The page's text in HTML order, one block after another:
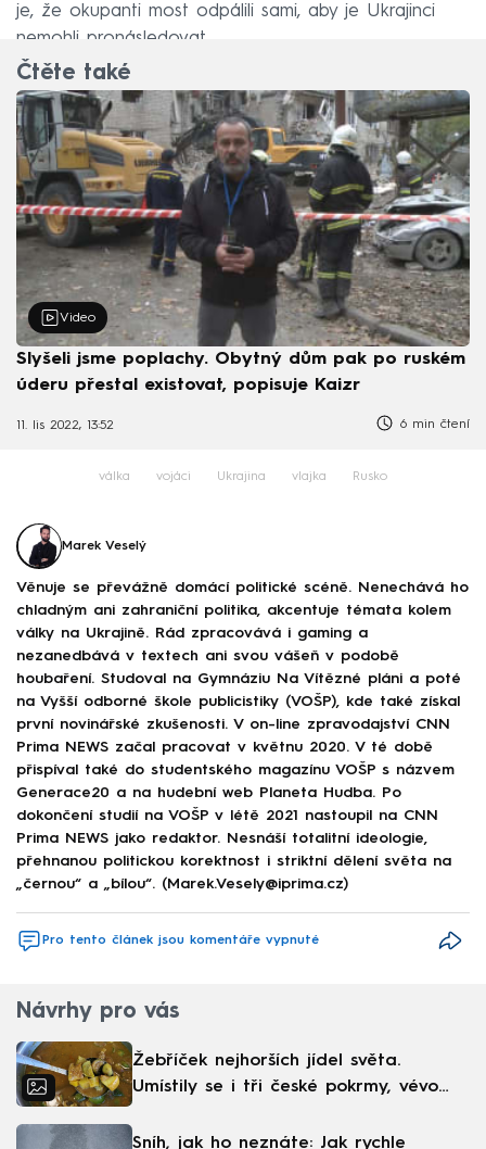
je, že okupanti most odpálili sami, aby je Ukrajinci
nemohli pronásledovat.
Čtěte také
Video
Slyšeli jsme poplachy. Obytný dům pak po ruském
úderu přestal existovat, popisuje Kaizr
11. lis 2022, 13:52 6 min čtení
válka vojáci Ukrajina vlajka Rusko
Marek Veselý
Věnuje se převážně domácí politické scéně. Nenechává ho
chladným ani zahraniční politika, akcentuje témata kolem
války na Ukrajině. Rád zpracovává i gaming a
nezanedbává v textech ani svou vášeň v podobě
houbaření. Studoval na Gymnáziu Na Vítězné pláni a poté
na Vyšší odborné škole publicistiky (VOŠP), kde také získal
první novinářské zkušenosti. V on-line zpravodajství CNN
Prima NEWS začal pracovat v květnu 2020. V té době
přispíval také do studentského magazínu VOŠP s názvem
Generace20 a na hudební web Planeta Hudba. Po
dokončení studií na VOŠP v létě 2021 nastoupil na CNN
Prima NEWS jako redaktor. Nesnáší totalitní ideologie,
přehnanou politickou korektnost i striktní dělení světa na
„černou“ a „bílou“. (Marek.Vesely@iprima.cz)
Pro tento článek jsou komentáře vypnuté
Návrhy pro vás
Žebříček nejhorších jídel světa.
Umístily se i tři české pokrmy, vévodí
Sníh, jak ho neznáte: Jak rychle